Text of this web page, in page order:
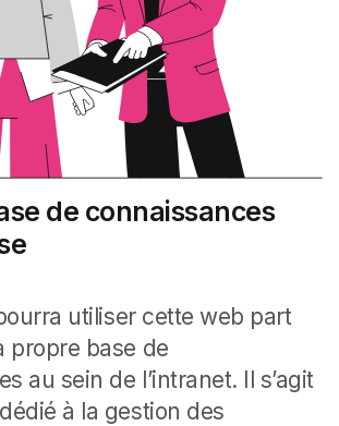
de connaissances
utiliser cette web part
propre base de
au sein de l’intranet. Il s’agit
à la gestion des